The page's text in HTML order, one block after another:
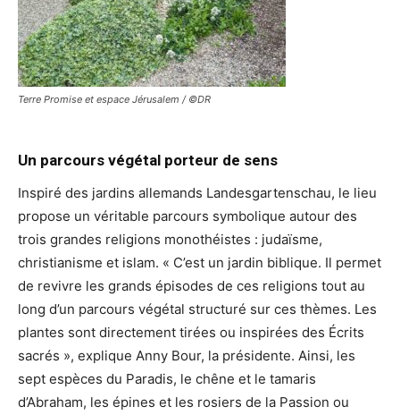
Terre Promise et espace Jérusalem / ©DR
Un parcours végétal porteur de sens
Inspiré des jardins allemands Landesgartenschau, le lieu
propose un véritable parcours symbolique autour des
trois grandes religions monothéistes : judaïsme,
christianisme et islam. « C’est un jardin biblique. Il permet
de revivre les grands épisodes de ces religions tout au
long d’un parcours végétal structuré sur ces thèmes. Les
plantes sont directement tirées ou inspirées des Écrits
sacrés », explique Anny Bour, la présidente. Ainsi, les
sept espèces du Paradis, le chêne et le tamaris
d’Abraham, les épines et les rosiers de la Passion ou